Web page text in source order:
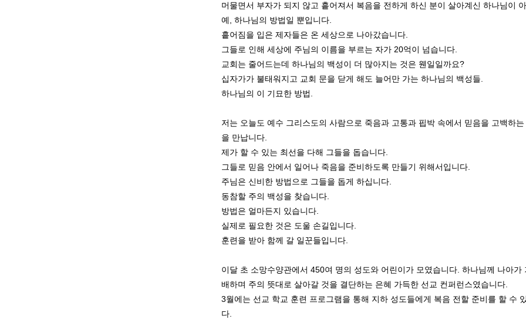
머물면서 부자가 되지 않고 흩어져서 복음을 전하게 하신 분이 살아계신 하나님이
예, 하나님의 방법일 뿐입니다.
흩어짐을 입은 제자들은 온 세상으로 나아갔습니다.
그들로 인해 세상에 주님의 이름을 부르는 자가 20억이 넘습니다.
교회는 줄어드는데 하나님의 백성이 더 많아지는 것은 웬일일까요?
십자가가 불태워지고 교회 문을 닫게 해도 늘어만 가는 하나님의 백성들.
하나님의 이 기묘한 방법.
저는 오늘도 예수 그리스도의 사람으로 죽음과 고통과 핍박 속에서 믿음을 고백하
을 만납니다.
제가 할 수 있는 최선을 다해 그들을 돕습니다.
그들로 믿음 안에서 일어나 죽음을 준비하도록 만들기 위해서입니다.
주님은 신비한 방법으로 그들을 돕게 하십니다.
동참할 주의 백성을 찾습니다.
방법은 얼마든지 있습니다.
실제로 필요한 것은 도울 손길입니다.
훈련을 받아 함께 갈 일꾼들입니다.
이달 초 소망수양관에서 450여 명의 성도와 어린이가 모였습니다. 하나님께 나아가
배하며 주의 뜻대로 살아갈 것을 결단하는 은혜 가득한 선교 컨퍼런스였습니다.
3월에는 선교 학교 훈련 프로그램을 통해 지하 성도들에게 복음 전할 준비를 할 수
다.